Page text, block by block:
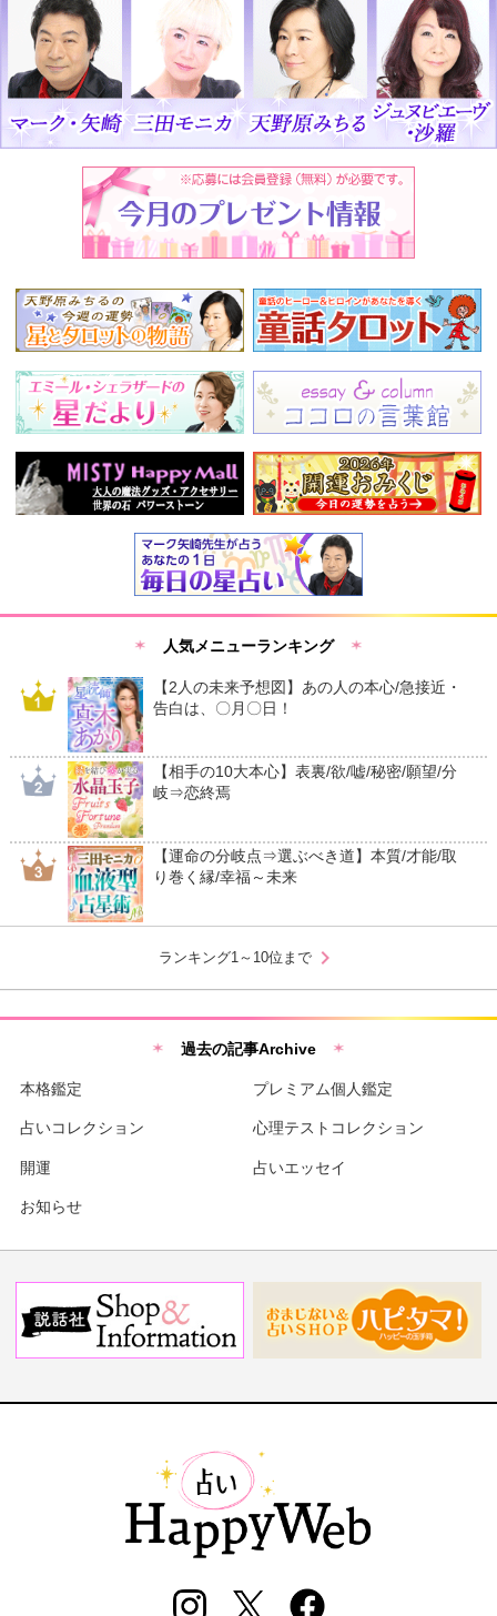
人気メニューランキング
【2人の未来予想図】あの人の本心/急接近・
告白は、〇月〇日！
【相手の10大本心】表裏/欲/嘘/秘密/願望/分
岐⇒恋終焉
【運命の分岐点⇒選ぶべき道】本質/才能/取
り巻く縁/幸福～未来
ランキング1～10位まで chevron_right
過去の記事Archive
本格鑑定 プレミアム個人鑑定
占いコレクション 心理テストコレクション
開運 占いエッセイ
お知らせ